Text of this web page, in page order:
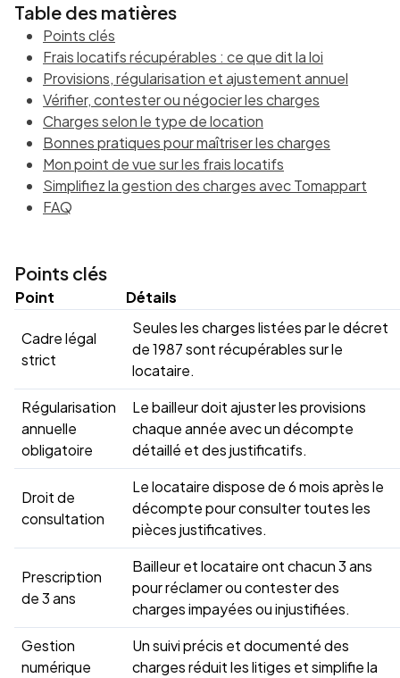
Table des matières
Points clés
Frais locatifs récupérables : ce que dit la loi
Provisions, régularisation et ajustement annuel
Vérifier, contester ou négocier les charges
Charges selon le type de location
Bonnes pratiques pour maîtriser les charges
Mon point de vue sur les frais locatifs
Simplifiez la gestion des charges avec Tomappart
FAQ
Points clés
Point Détails
Cadre légal
strict
Seules les charges listées par le décret
de 1987 sont récupérables sur le
locataire.
Régularisation
annuelle
obligatoire
Le bailleur doit ajuster les provisions
chaque année avec un décompte
détaillé et des justificatifs.
Droit de
consultation
Le locataire dispose de 6 mois après le
décompte pour consulter toutes les
pièces justificatives.
Prescription
de 3 ans
Bailleur et locataire ont chacun 3 ans
pour réclamer ou contester des
charges impayées ou injustifiées.
Gestion
numérique
Un suivi précis et documenté des
charges réduit les litiges et simplifie la